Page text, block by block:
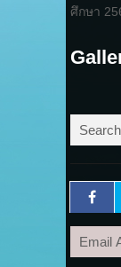
ศึกษา